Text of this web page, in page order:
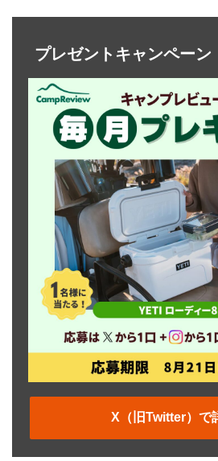
プレゼントキャンペーン
X（旧Twitter）で